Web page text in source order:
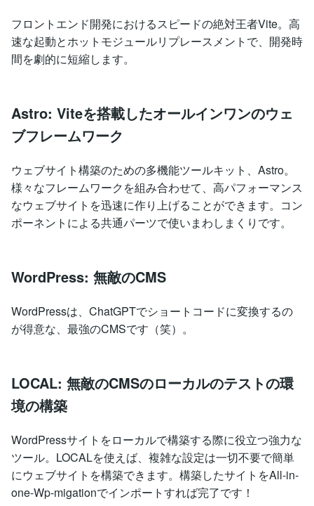
フロントエンド開発におけるスピードの絶対王者Vite。高
速な起動とホットモジュールリプレースメントで、開発時
間を劇的に短縮します。
Astro: Viteを搭載したオールインワンのウェ
ブフレームワーク
ウェブサイト構築のための多機能ツールキット、Astro。
様々なフレームワークを組み合わせて、高パフォーマンス
なウェブサイトを迅速に作り上げることができます。コン
ポーネントによる共通パーツで使いまわしまくりです。
WordPress: 無敵のCMS
WordPressは、ChatGPTでショートコードに変換するの
が得意な、最強のCMSです（笑）。
LOCAL: 無敵のCMSのローカルのテストの環
境の構築
WordPressサイトをローカルで構築する際に役立つ強力な
ツール。LOCALを使えば、複雑な設定は一切不要で簡単
にウェブサイトを構築できます。構築したサイトをAll-in-
one-Wp-migationでインポートすれば完了です！